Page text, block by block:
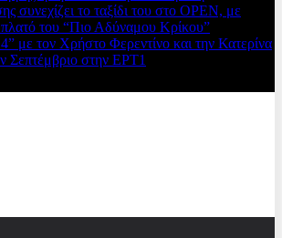
συνεχίζει το ταξίδι του στο OPEN, με
του “Πιο Αδύναμου Κρίκου”
τον Χρήστο Φερεντίνο και την Κατερίνα
Σεπτέμβριο στην ΕΡΤ1